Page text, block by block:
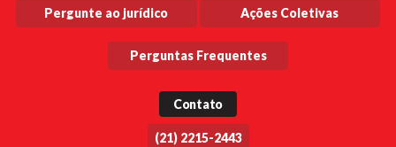
Pergunte ao jurídico Ações Coletivas
Perguntas Frequentes
Contato
(21) 2215-2443